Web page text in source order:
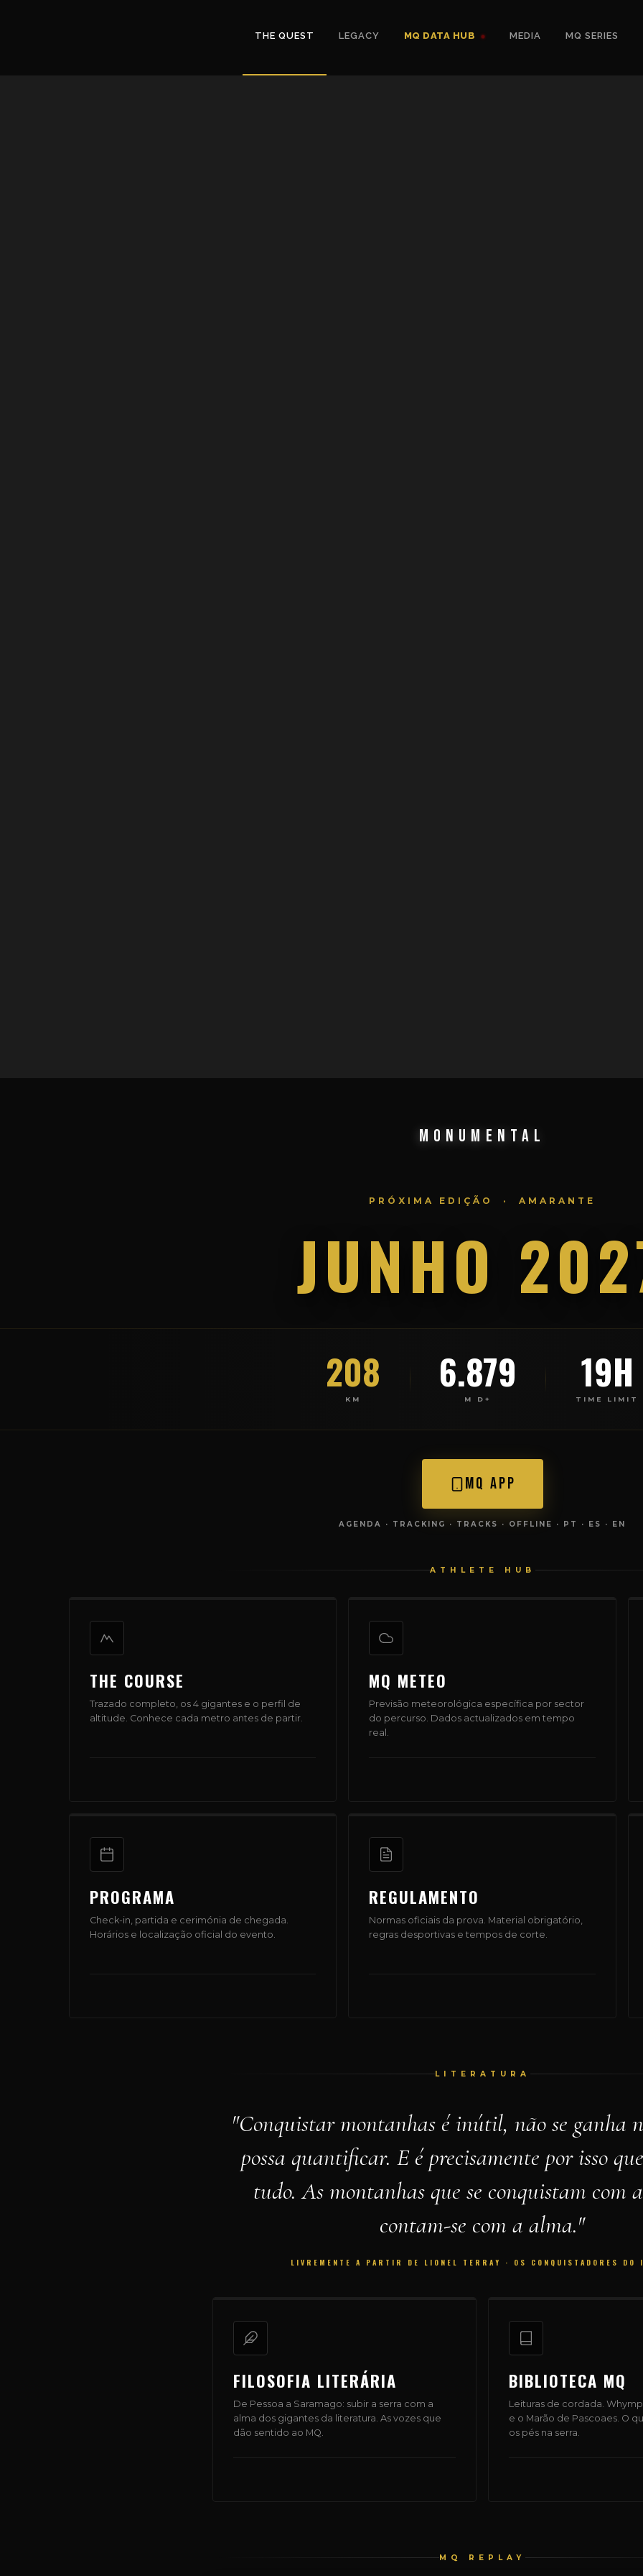
THE QUEST LEGACY MQ DATA HUB MEDIA MQ SERIES
MONUMENTAL
PRÓXIMA EDIÇÃO · AMARANTE
JUNHO
208
KM
6.879
M D+
19H
TIME LIMIT
MQ APP
AGENDA · TRACKING · TRACKS · OFFLINE · PT · ES · EN
ATHLETE HUB
THE COURSE
Trazado completo, os 4 gigantes e o perfil de
altitude. Conhece cada metro antes de partir.
MQ METEO
Previsão meteorológica específica por sector
do percurso. Dados actualizados em tempo
real.
PROGRAMA
Check-in, partida e cerimónia de chegada.
Horários e localização oficial do evento.
REGULAMENTO
Normas oficiais da prova. Material obrigatório,
regras desportivas e tempos de corte.
LITERATURA
"Conquistar montanhas é inútil, não se ganha
possa quantificar. E é precisamente por isso
tudo. As montanhas que se conquistam com
contam-se com a alma."
LIVREMENTE A PARTIR DE LIONEL TERRAY · OS CONQUISTADORES DO
FILOSOFIA LITERÁRIA
De Pessoa a Saramago: subir a serra com a
alma dos gigantes da literatura. As vozes que
dão sentido ao MQ.
BIBLIOTECA MQ
Leituras de cordada.
e o Marão de Pascoaes. O
os pés na serra.
MQ REPLAY